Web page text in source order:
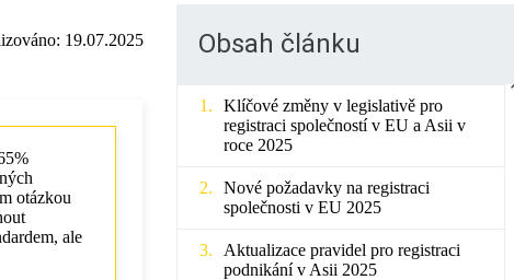
19.07.2025
otázkou
ale
Obsah článku
Klíčové změny v legislativě pro
registraci společností v EU a Asii v
roce 2025
Nové požadavky na registraci
společnosti v EU 2025
Aktualizace pravidel pro registraci
podnikání v Asii 2025